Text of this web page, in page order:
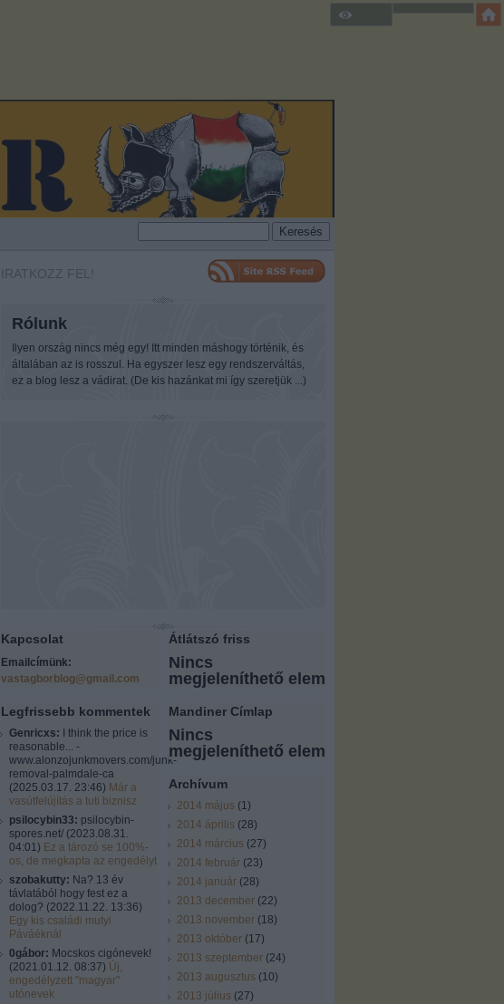
IRATKOZZ FEL!
Rólunk
Ilyen ország nincs még egy! Itt minden máshogy történik, és
általában az is rosszul. Ha egyszer lesz egy rendszerváltás,
ez a blog lesz a vádirat. (De kis hazánkat mi így szeretjük ...)
Kapcsolat
Emailcímünk:
vastagborblog@gmail.com
Legfrissebb kommentek
Genricxs: I think the price is
reasonable... -
www.alonzojunkmovers.com/junk-
removal-palmdale-ca
(2025.03.17. 23:46) Már a
vasútfelújítás a tuti biznisz
psilocybin33: psilocybin-
spores.net/ (2023.08.31.
04:01) Ez a tározó se 100%-
os, de megkapta az engedélyt
szobakutty: Na? 13 év
távlatából hogy fest ez a
dolog? (2022.11.22. 13:36)
Egy kis családi mutyi
Páváéknál
0gábor: Mocskos cigónevek!
(2021.01.12. 08:37) Új,
engedélyzett "magyar"
utónevek
Átlátszó friss
Nincs
megjeleníthető elem
Mandiner Címlap
Nincs
megjeleníthető elem
Archívum
2014 május (1)
2014 április (28)
2014 március (27)
2014 február (23)
2014 január (28)
2013 december (22)
2013 november (18)
2013 október (17)
2013 szeptember (24)
2013 augusztus (10)
2013 július (27)